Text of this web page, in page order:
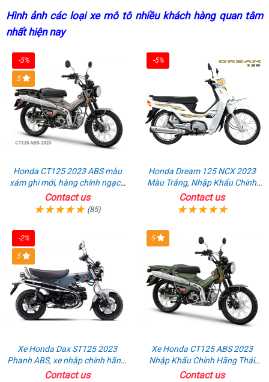
tr
mới
2023
Z900
2023
tín
Hình ảnhsản
phẩm
tốt
các loại xe mô tôtốt
nhiều khách hàng quan tâm
nhất hiện nayhàng
-5%
5
Honda CT125 2023 ABS màu
xám ghi mới, hàng chính ngạch
giá tốt nhất thị trường
Contact us
(85)
-5%
Honda Dream 125 NCX 2023
Màu Trắng, Nhập Khẩu Chính
Hãng
Contact us
-2%
5
Xe Honda Dax ST125 2023
Phanh ABS, xe nhập chính hãng,
bán online giá rẻ
Contact us
5
Xe Honda CT125 ABS 2023
Nhập Khẩu Chính Hãng Thái
Lan, Đủ Phụ Kiện Đồ Chơi
Contact us